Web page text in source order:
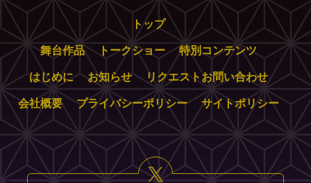
トップ
舞台作品
トークショー
特別コンテンツ
はじめに
お知らせ
リクエストお問い合わせ
会社概要
プライバシーポリシー サイトポリシー